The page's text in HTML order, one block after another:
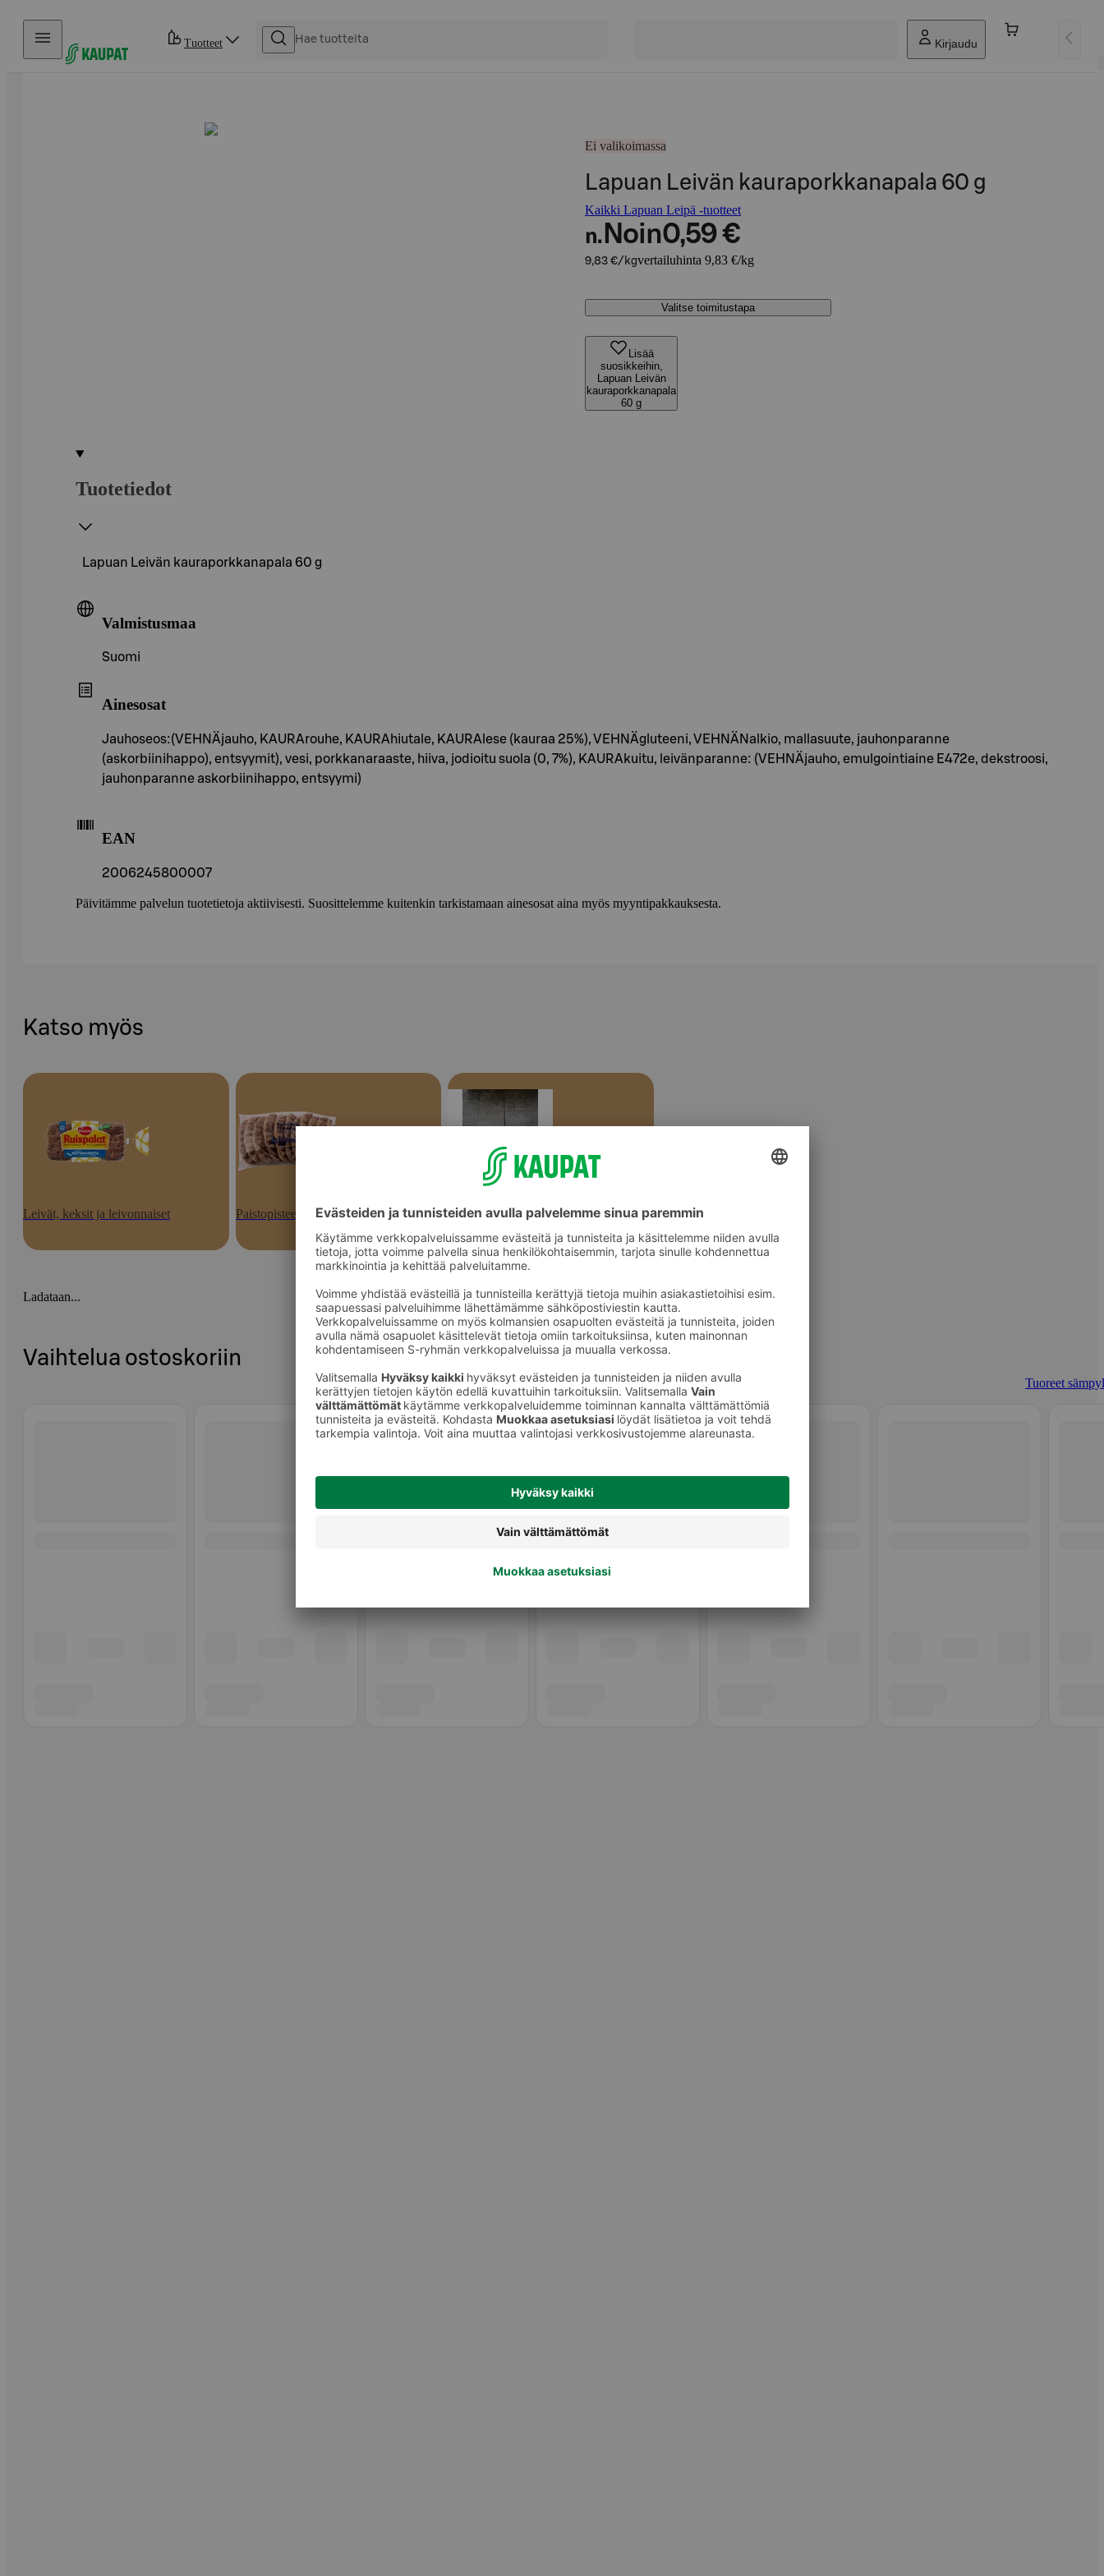
Hyppää sisältöön
Tuotteet Kirjaudu
Ei valikoimassa
Lapuan Leivän kauraporkkanapala 60 g
Kaikki Lapuan Leipä -tuotteet
n. Noin0,59 €
9,83 €/kgvertailuhinta 9,83 €/kg
Valitse toimitustapa
Lisää
suosikkeihin,
Lapuan Leivän
kauraporkkanapala
60 g
Tuotetiedot
Lapuan Leivän kauraporkkanapala 60 g
Valmistusmaa
Suomi
Ainesosat
Jauhoseos:(VEHNÄjauho, KAURArouhe, KAURAhiutale, KAURAlese (kauraa 25%), VEHNÄgluteeni, VEHNÄNalkio, mallasuute, jauhonparanne
(askorbiinihappo), entsyymit), vesi, porkkanaraaste, hiiva, jodioitu suola (0, 7%), KAURAkuitu, leivänparanne: (VEHNÄjauho, emulgointiaine E472e, dekstroosi,
jauhonparanne askorbiinihappo, entsyymi)
EAN
2006245800007
Päivitämme palvelun tuotetietoja aktiivisesti. Suosittelemme kuitenkin tarkistamaan ainesosat aina myös myyntipakkauksesta.
Katso myös
Leivät, keksit ja leivonnaiset Paistopisteen tuotteet Tuoreet sämpylät
Ladataan...
Vaihtelua ostoskoriin
Tuoreet